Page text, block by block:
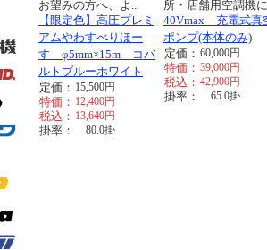
お望みの方へ、よ...
【限定色】高圧プレミ
アムやわすべりほー
す φ5mm×15m コバ
ルトブルーホワイト
定価： 15,500円
特価： 12,400円
税込： 13,640円
掛率： 80.0掛
所・店舗用空調機
40Vmax 充電式真
ポンプ(本体のみ)
定価： 60,000円
特価： 39,000円
税込： 42,900円
掛率： 65.0掛